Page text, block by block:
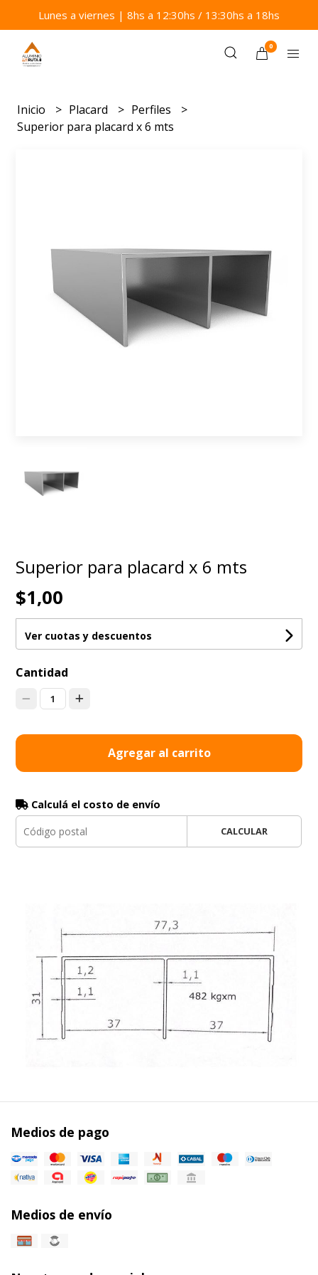
Lunes a viernes | 8hs a 12:30hs / 13:30hs a 18hs
0
Inicio Placard
Perfiles
Superior para placard x 6 mts
Superior para placard x 6 mts
$1,00
Ver cuotas y descuentos
Cantidad
1
Agregar al carrito
Calculá el costo de envío
CALCULAR
Medios de pago
Medios de envío